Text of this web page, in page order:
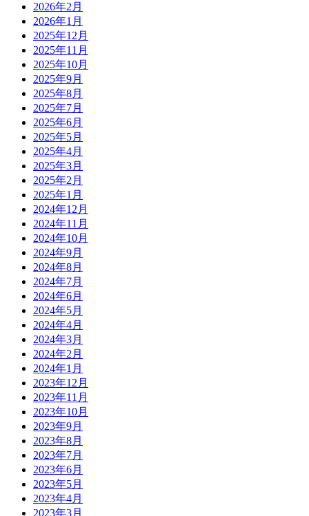
2026年2月
2026年1月
2025年12月
2025年11月
2025年10月
2025年9月
2025年8月
2025年7月
2025年6月
2025年5月
2025年4月
2025年3月
2025年2月
2025年1月
2024年12月
2024年11月
2024年10月
2024年9月
2024年8月
2024年7月
2024年6月
2024年5月
2024年4月
2024年3月
2024年2月
2024年1月
2023年12月
2023年11月
2023年10月
2023年9月
2023年8月
2023年7月
2023年6月
2023年5月
2023年4月
2023年3月